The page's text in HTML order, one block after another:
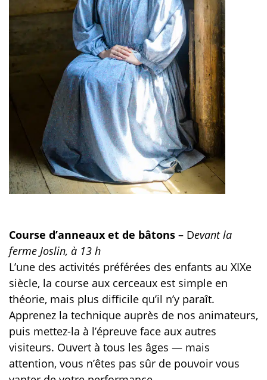
Course d’anneaux et de bâtons – Devant la
ferme Joslin, à 13 h
L’une des activités préférées des enfants au XIXe
siècle, la course aux cerceaux est simple en
théorie, mais plus difficile qu’il n’y paraît.
Apprenez la technique auprès de nos animateurs,
puis mettez-la à l’épreuve face aux autres
visiteurs. Ouvert à tous les âges — mais
attention, vous n’êtes pas sûr de pouvoir vous